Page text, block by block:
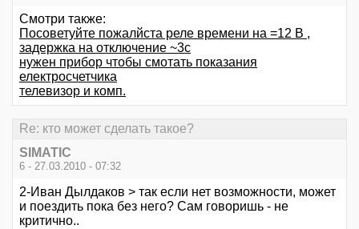
Смотри также:
Посоветуйте пожалйста реле времени на =12 В ,
задержка на отключение ~3с
нужен прибор чтобы смотать показания
електросчетчика
телевизор и комп.
Re: кто может сделать такое?
SIMATIC
6 - 27.03.2010 - 07:32
2-Иван Дылдаков > так если нет возможности, может
и поездить пока без него? Сам говоришь - не
критично..